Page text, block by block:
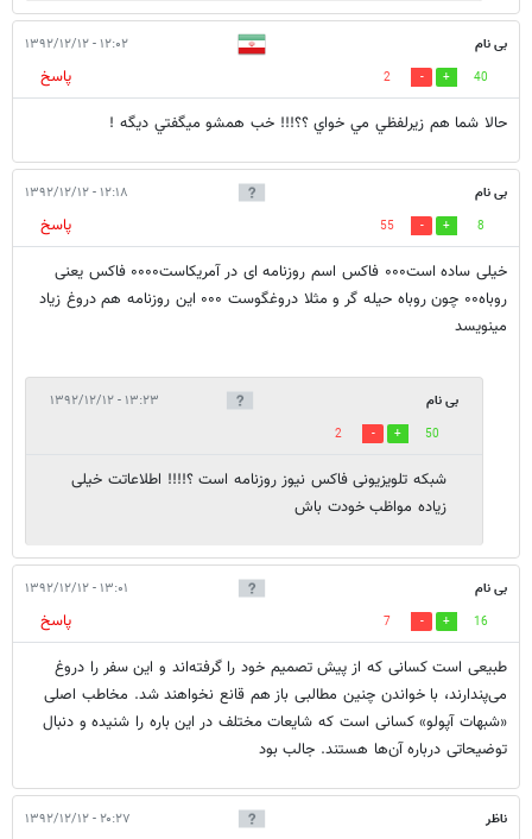
بی نام ۱۲:۰۲ - ۱۳۹۲/۱۲/۱۲
40
2
پاسخ
حالا شما هم زيرلفظي مي خواي ؟؟!!! خب همشو ميگفتي ديگه !
بی نام ۱۲:۱۸ - ۱۳۹۲/۱۲/۱۲
8
55
پاسخ
خیلی ساده است۰۰۰ فاکس اسم روزنامه ای در آمریکاست۰۰۰۰ فاکس یعنی
روباه۰۰ چون روباه حیله گر و مثلا دروغگوست ۰۰۰ این روزنامه هم دروغ زیاد
مینویسد
بی نام ۱۳:۲۳ - ۱۳۹۲/۱۲/۱۲
50
2
شبکه تلویزیونی فاکس نیوز روزنامه است ؟!!!! اطلاعاتت خیلی
زیاده مواظب خودت باش
بی نام ۱۳:۰۱ - ۱۳۹۲/۱۲/۱۲
16
7
پاسخ
طبیعی است کسانی که از پیش تصمیم خود را گرفته‌اند و این سفر را دروغ
می‌پندارند، با خواندن چنین مطالبی باز هم قانع نخواهند شد. مخاطب اصلی
«شبهات آپولو» کسانی است که شایعات مختلف در این باره را شنیده و دنبال
توضیحاتی درباره آن‌ها هستند. جالب بود
ناظر ۲۰:۲۷ - ۱۳۹۲/۱۲/۱۲